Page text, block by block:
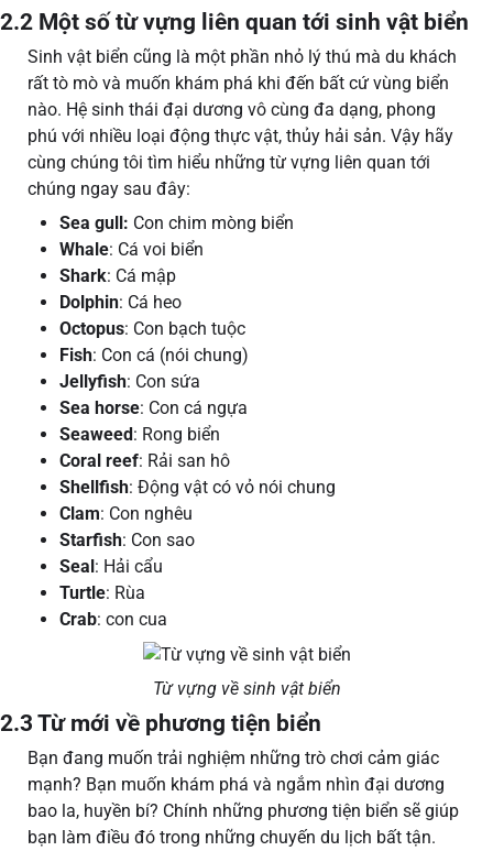
2.2 Một số từ vựng liên quan tới sinh vật biển
Sinh vật biển cũng là một phần nhỏ lý thú mà du khách
rất tò mò và muốn khám phá khi đến bất cứ vùng biển
nào. Hệ sinh thái đại dương vô cùng đa dạng, phong
phú với nhiều loại động thực vật, thủy hải sản. Vậy hãy
cùng chúng tôi tìm hiểu những từ vựng liên quan tới
chúng ngay sau đây:
Sea gull: Con chim mòng biển
Whale: Cá voi biển
Shark: Cá mập
Dolphin: Cá heo
Octopus: Con bạch tuộc
Fish: Con cá (nói chung)
Jellyfish: Con sứa
Sea horse: Con cá ngựa
Seaweed: Rong biển
Coral reef: Rải san hô
Shellfish: Động vật có vỏ nói chung
Clam: Con nghêu
Starfish: Con sao
Seal: Hải cẩu
Turtle: Rùa
Crab: con cua
Từ vựng về sinh vật biển
2.3 Từ mới về phương tiện biển
Bạn đang muốn trải nghiệm những trò chơi cảm giác
mạnh? Bạn muốn khám phá và ngắm nhìn đại dương
bao la, huyền bí? Chính những phương tiện biển sẽ giúp
bạn làm điều đó trong những chuyến du lịch bất tận.